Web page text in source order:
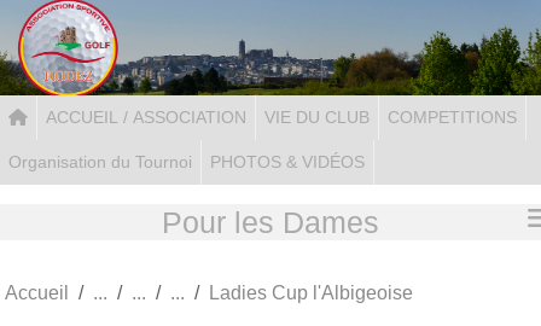
ACCUEIL / ASSOCIATION VIE DU CLUB COMPETITIONS
Organisation du Tournoi PHOTOS & VIDÉOS
Pour les Dames
Accueil Ladies Cup l'Albigeoise
Panneau de gestion des cookies